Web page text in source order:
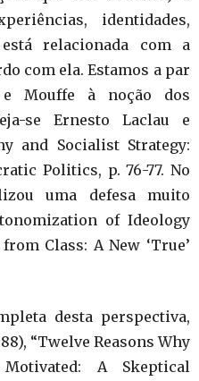
identidades,
relacionada com a
com ela. Estamos a par
Mouffe à noção dos
se Ernesto Laclau e
and Socialist Strategy:
Politics, p. 76-77. No
uma defesa muito
of Ideology
Class: A New ‘True’
desta perspectiva,
“Twelve Reasons Why
A Skeptical